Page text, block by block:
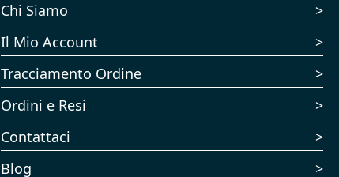
Chi Siamo
Il Mio Account
Tracciamento Ordine
Ordini e Resi
Contattaci
Blog